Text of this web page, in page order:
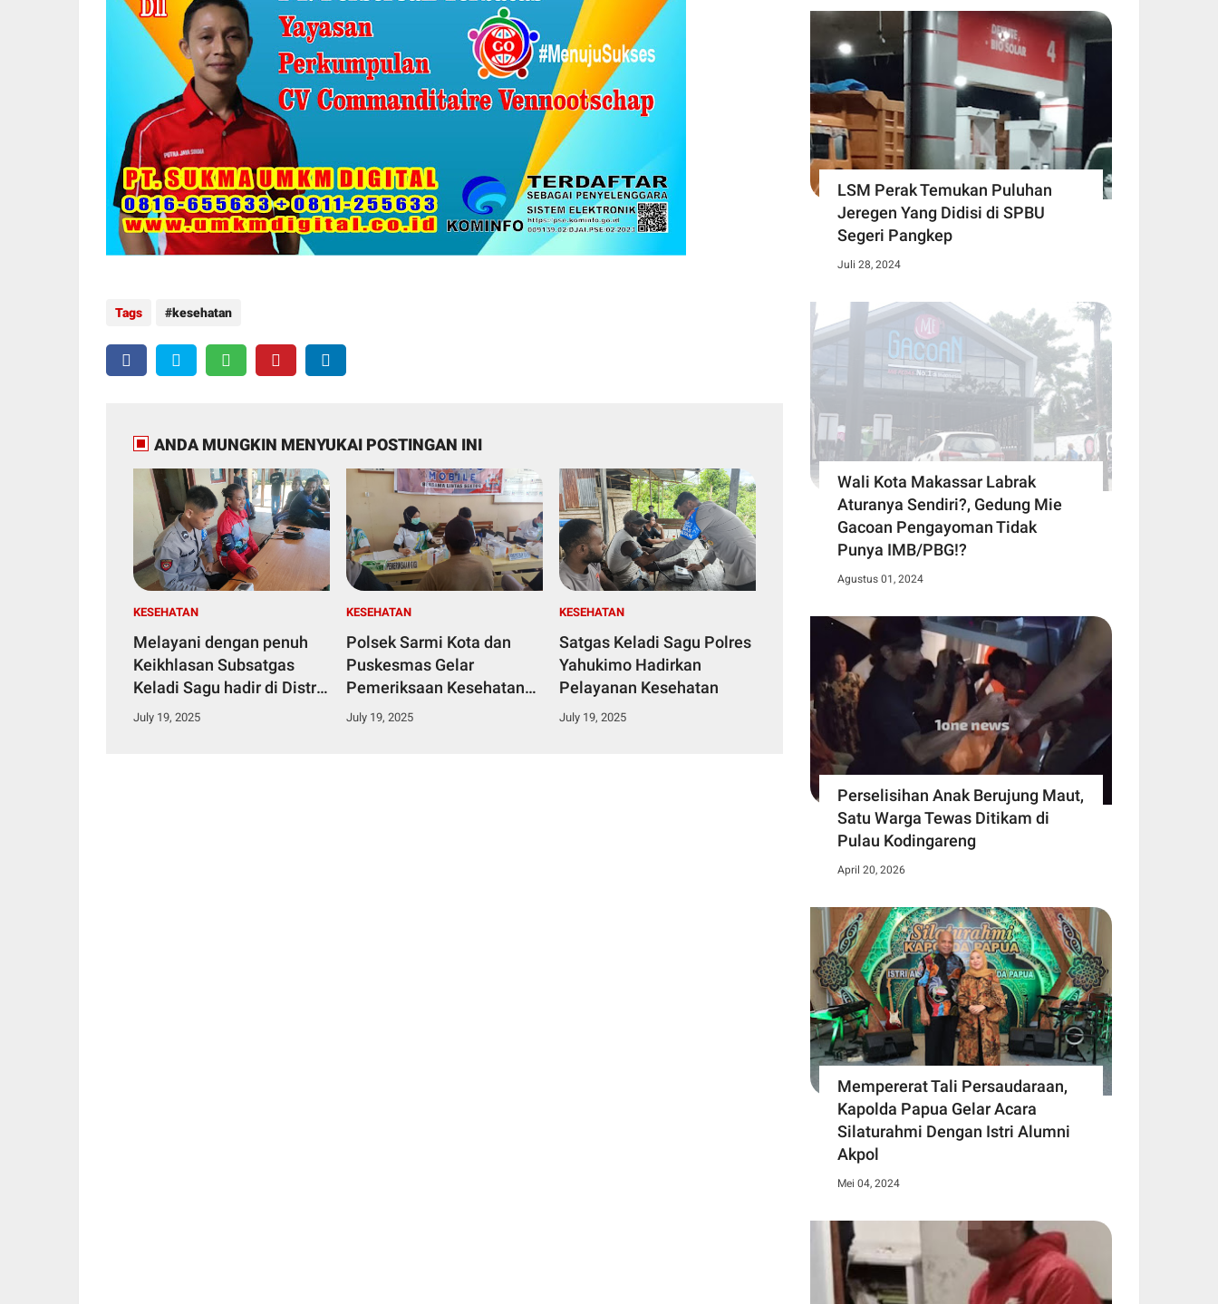
Tags kesehatan
ANDA MUNGKIN MENYUKAI POSTINGAN INI
KESEHATAN
Melayani dengan penuh
Keikhlasan Subsatgas
Keladi Sagu hadir di Distrik
Kenyam, Kab.Nduga
July 19, 2025
KESEHATAN
Polsek Sarmi Kota dan
Puskesmas Gelar
Pemeriksaan Kesehatan
Gratis untuk Personel dan
July 19, 2025
KESEHATAN
Satgas Keladi Sagu Polres
Yahukimo Hadirkan
Pelayanan Kesehatan
July 19, 2025
LSM Perak Temukan Puluhan
Jeregen Yang Didisi di SPBU
Segeri Pangkep
Juli 28, 2024
Wali Kota Makassar Labrak
Aturanya Sendiri?, Gedung Mie
Gacoan Pengayoman Tidak
Punya IMB/PBG!?
Agustus 01, 2024
Perselisihan Anak Berujung Maut,
Satu Warga Tewas Ditikam di
Pulau Kodingareng
April 20, 2026
Mempererat Tali Persaudaraan,
Kapolda Papua Gelar Acara
Silaturahmi Dengan Istri Alumni
Akpol
Mei 04, 2024